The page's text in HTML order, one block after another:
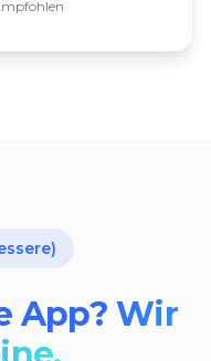
App?Wir